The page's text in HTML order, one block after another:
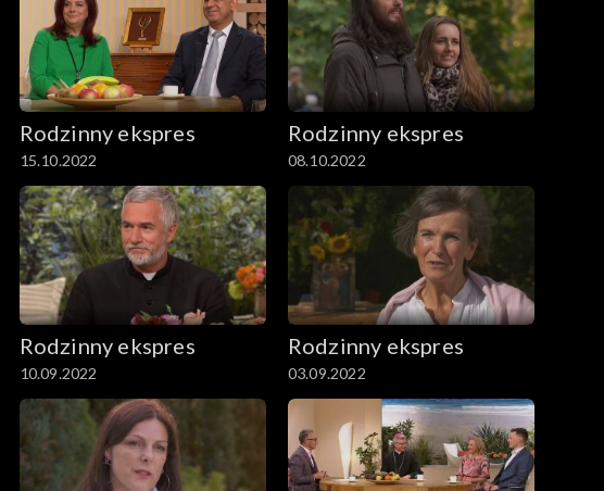
Rodzinny ekspres
15.10.2022
Rodzinny ekspres
08.10.2022
Rodzinny ekspres
10.09.2022
Rodzinny ekspres
03.09.2022